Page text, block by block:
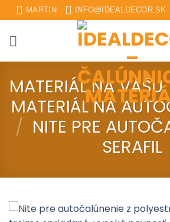
Skip
to
content
MARTIN INFO@IDEALDECOR.SK
MATERIÁL NA VAŠU
MATERIÁL NA
/ NITE PRE
SERAFIL